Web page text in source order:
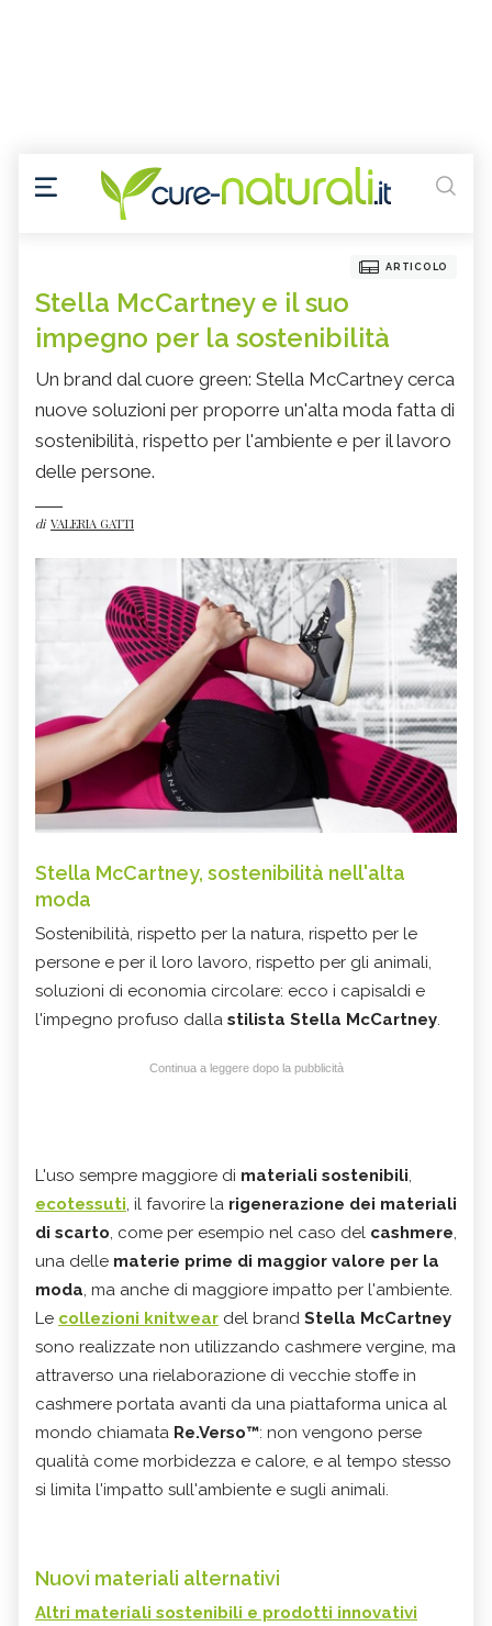
ARTICOLO
Stella McCartney e il suo
impegno per la sostenibilità
Un brand dal cuore green: Stella McCartney cerca
nuove soluzioni per proporre un'alta moda fatta di
sostenibilità, rispetto per l'ambiente e per il lavoro
delle persone.
di VALERIA GATTI
Stella McCartney, sostenibilità nell'alta
moda
Sostenibilità, rispetto per la natura, rispetto per le
persone e per il loro lavoro, rispetto per gli animali,
soluzioni di economia circolare: ecco i capisaldi e
l'impegno profuso dalla stilista Stella McCartney.
Continua a leggere dopo la pubblicità
L'uso sempre maggiore di materiali sostenibili,
ecotessuti, il favorire la rigenerazione dei materiali
di scarto, come per esempio nel caso del cashmere,
una delle materie prime di maggior valore per la
moda, ma anche di maggiore impatto per l'ambiente.
Le collezioni knitwear del brand Stella McCartney
sono realizzate non utilizzando cashmere vergine, ma
attraverso una rielaborazione di vecchie stoffe in
cashmere portata avanti da una piattaforma unica al
mondo chiamata Re.Verso™: non vengono perse
qualità come morbidezza e calore, e al tempo stesso
si limita l'impatto sull'ambiente e sugli animali.
Nuovi materiali alternativi
Altri materiali sostenibili e prodotti innovativi